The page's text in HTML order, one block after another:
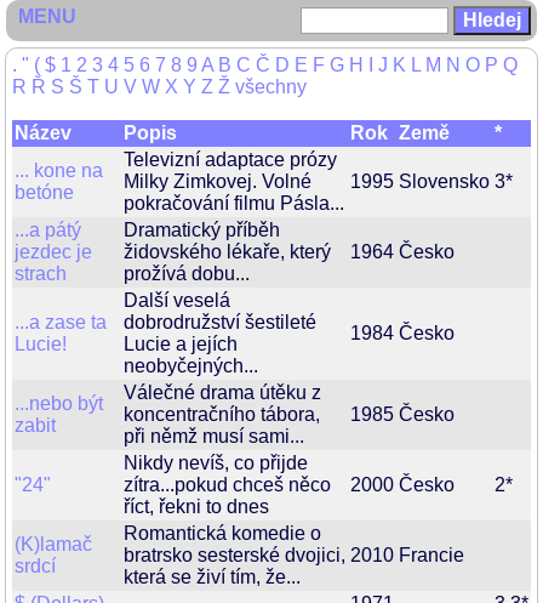
. " ( $ 1 2 3 4 5 6 7 8 9 A B C Č D E F G H J K L M N O P Q
R Ř S Š T U V W X Y Z Ž všechny
Název Popis Rok Země
*
... kone na
betóne
Televizní adaptace prózy
Milky Zimkovej. Volné
pokračování filmu Pásla...
1995 Slovensko 3*
...a pátý
jezdec je
strach
Dramatický příběh
židovského lékaře, který
prožívá dobu...
1964 Česko
...a zase ta
Lucie!
Další veselá
dobrodružství šestileté
Lucie a jejích
neobyčejných...
1984 Česko
...nebo být
zabit
Válečné drama útěku z
koncentračního tábora,
při němž musí sami...
1985 Česko
"24"
Nikdy nevíš, co přijde
zítra...pokud chceš něco
říct, řekni to dnes
2000 Česko 2*
(K)lamač
srdcí
Romantická komedie o
bratrsko sesterské dvojici,
která se živí tím, že...
2010 Francie
MENU